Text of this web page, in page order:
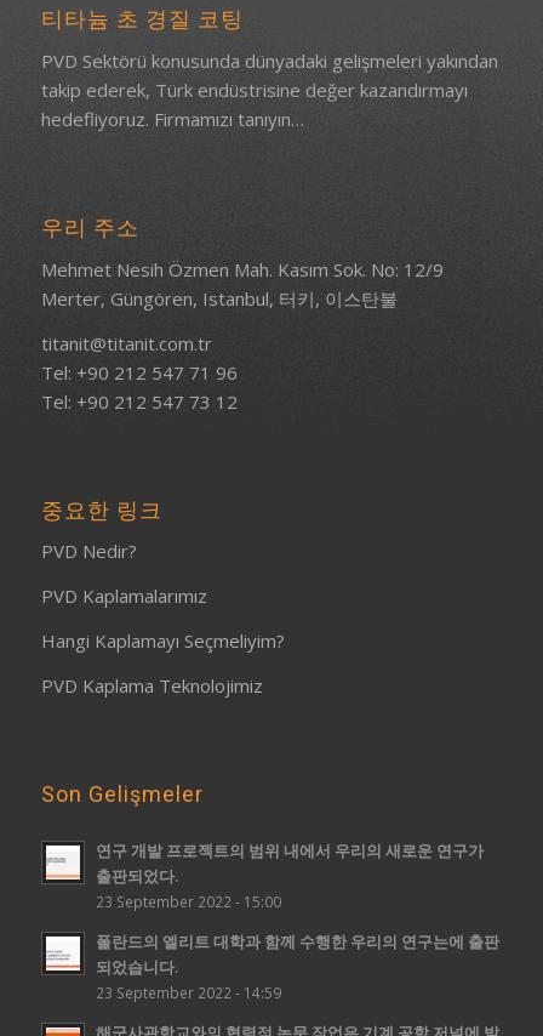
티타늄 초 경질 코팅
PVD Sektörü konusunda dünyadaki gelişmeleri yakından
takip ederek, Türk endüstrisine değer kazandırmayı
hedefliyoruz. Firmamızı tanıyın…
우리 주소
Mehmet Nesih Özmen Mah. Kasım Sok. No: 12/9
Merter, Güngören, Istanbul, 터키, 이스탄불
titanit@titanit.com.tr
Tel: +90 212 547 71 96
Tel: +90 212 547 73 12
중요한 링크
PVD Nedir?
PVD Kaplamalarımız
Hangi Kaplamayı Seçmeliyim?
PVD Kaplama Teknolojimiz
Son Gelişmeler
연구 개발 프로젝트의 범위 내에서 우리의 새로운 연구가
출판되었다.
23 September 2022 - 15:00
폴란드의 엘리트 대학과 함께 수행한 우리의 연구는에 출판
되었습니다.
23 September 2022 - 14:59